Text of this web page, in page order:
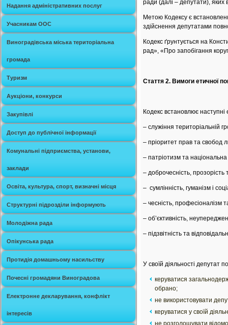
Надання адміністративних послуг
Учасникам ООС
Виноградівська міська територіальна
громада
Туризм
Аукціони, конкурси
Закупівлі
Доступ до публічної інформації
Комунальні підприємства, установи,
заклади
Освіта, культура, спорт, визначні місця
Структурні підрозділи інформують
Молодіжна рада
Опікунська рада
Протидія домашньому насильству
Почесні громадяни Виноградова
Електронне декларування, конфлікт
інтересів
ради (далі – депутати), яких
Метою Кодексу є
здійснення депутатами
Кодекс ґрунтується на
рад», «Про запобігання
Стаття 2. Вимоги етичної
Кодекс встановлює
– служіння територіальній
– пріоритет прав та свобод
– патріотизм та національна
– доброчесність, прозорість
– сумлінність, гуманізм і
– чесність, професіоналізм
– об’єктивність,
– підзвітність та
У своїй діяльності депутат
керуватися
обрано;
не використовувати
керуватися у своїй
не розголошувати